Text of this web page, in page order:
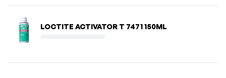
LOCTITE ACTIVATOR T 7471 150ML